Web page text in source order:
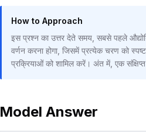
How to Approach
इस प्रश्न का उत्तर देते समय, सबसे पहले
वर्णन करना होगा, जिसमें प्रत्येक चरण को
प्रक्रियाओं को शामिल करें। अंत में, एक संक्षिप्त
Model Answer